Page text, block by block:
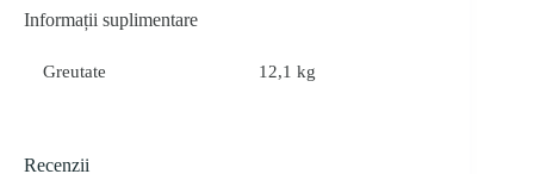
Food
Informații suplimentare
Greutate 12,1 kg
Recenzii